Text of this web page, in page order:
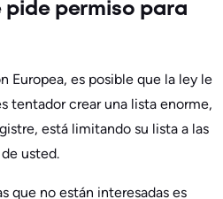
pide permiso para
Europea, es posible que la ley le
tentador crear una lista enorme,
está limitando su lista a las
usted.
que no están interesadas es